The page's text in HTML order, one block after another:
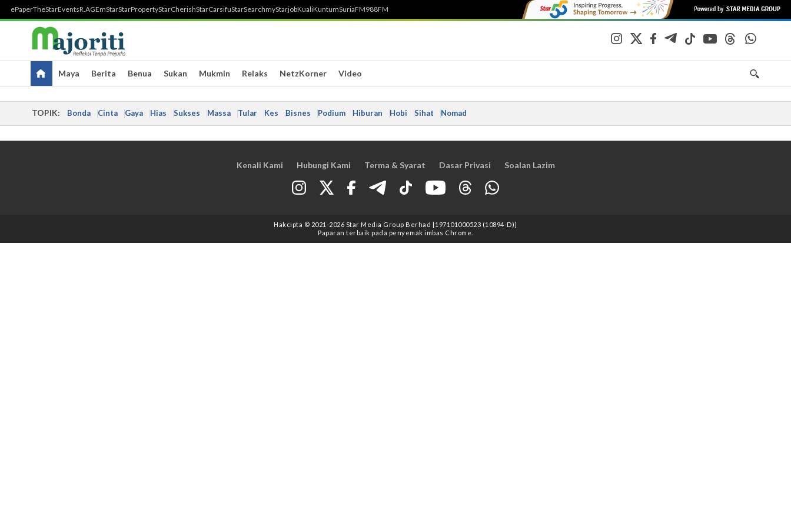
ePaperTheStarEventsR.AGEmStarStarPropertyStarCherishStarCarsifuStarSearchmyStarjobKualiKuntumSuriaFM988FM
Maya Berita Benua Sukan Mukmin Relaks NetzKorner Video
TOPIK: Bonda Cinta Gaya Hias Sukses Massa Tular Kes Bisnes Podium Hiburan Hobi Sihat Nomad
Kenali Kami Hubungi Kami Terma & Syarat Dasar Privasi Soalan Lazim
Hakcipta © 2021 -2026 Star Media Group Berhad [197101000523 (10894-D)]
Paparan terbaik pada penyemak imbas Chrome.